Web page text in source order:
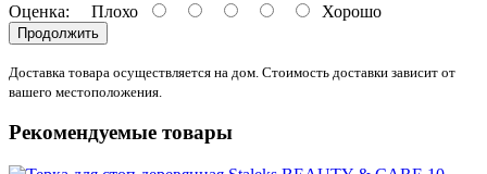
Оценка: Плохо Хорошо
Продолжить
Доставка товара осуществляется на дом. Стоимость доставки зависит от
вашего местоположения.
Рекомендуемые товары